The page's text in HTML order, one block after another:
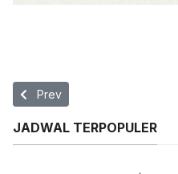
Previous article: Teens & Youth
Prev
JADWAL TERPOPULER